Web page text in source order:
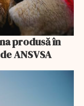
ANSVSA